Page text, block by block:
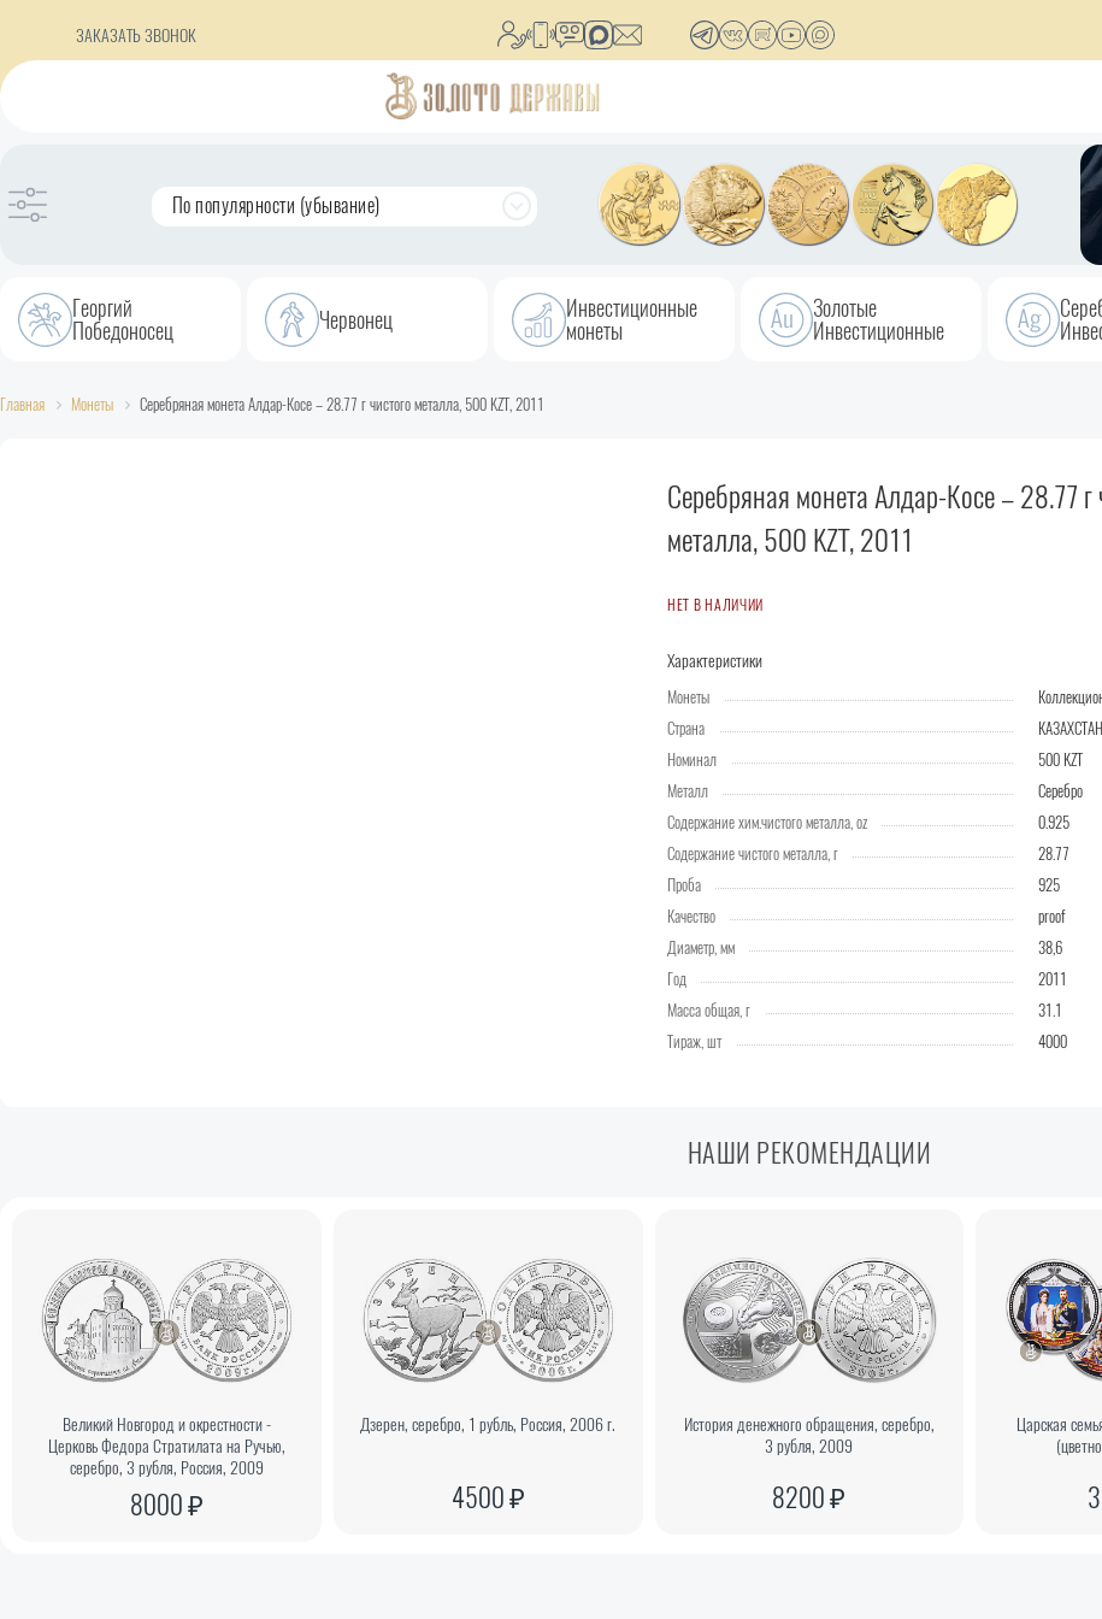
ЗАКАЗАТЬ ЗВОНОК
По популярности (убывание)
Георгий
Победоносец Червонец Инвестиционные
монеты
Золотые
Инвестиционные
Главная Монеты Серебряная монета Алдар-Косе – 28.77 г чистого металла, 500 KZT, 2011
Серебряная монета Алдар-Косе – 28.77 г
металла, 500 KZT, 2011
НЕТ В НАЛИЧИИ
Характеристики
Монеты
Страна
КАЗАХСТАН
Номинал
500 KZT
Металл
Серебро
Содержание хим.чистого металла, oz
0.925
Содержание чистого металла, г
28.77
Проба
925
Качество
proof
Диаметр, мм
38,6
Год
2011
Масса общая, г
31.1
Тираж, шт
4000
НАШИ РЕКОМЕНДАЦИИ
Великий Новгород и окрестности -
Церковь Федора Стратилата на Ручью,
серебро, 3 рубля, Россия, 2009
8000 ₽
Дзерен, серебро, 1 рубль, Россия, 2006 г.
4500 ₽
История денежного обращения, серебро,
3 рубля, 2009
8200 ₽
Царская